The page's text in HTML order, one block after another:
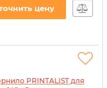
PL-INK-CANON-PB
цену